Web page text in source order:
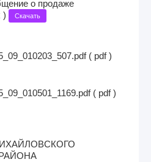
о продаже
)
Скачать
( pdf )
( pdf )